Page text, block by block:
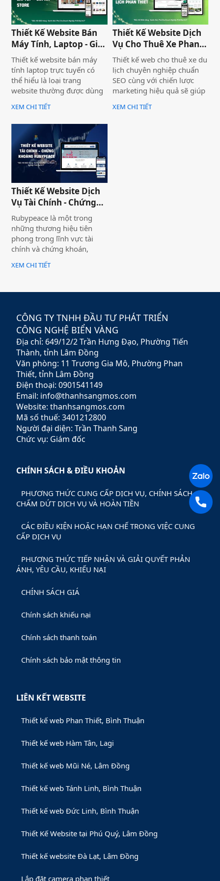
chuẩn SEO và đầy đủ chức
năng phục vụ doanh
nghiệp.
Bình Thuận Land, giúp
doanh nghiệp tiếp cận
khách hàng nhanh chóng,
chuyên nghiệp và hiệu quả.
Thiết Kế Website Bán
Máy Tính, Laptop - Gia
Hà Store
Thiết kế website bán máy
tính laptop trực tuyến có
thể hiểu là loại trang
website thường được dùng
để trưng bày và bán các sản
phẩm laptop đa dạng về
sắc. Một trang web bán
laptop trực tuyến có thể
cung cấp hình ảnh của một
thương hiệu hoặc nhiều
thương hiệu và nó giúp cho
khách hàng có cái nhìn chân
thực khách quan hơn, tiếp
cận nhiều thông tin hơn về
sản phẩm mà họ đang lựa
chọn
XEM CHI TIẾT
Thiết Kế Website Dịch
Vụ Cho Thuê Xe Phan
Thiết
Thiết kế web cho thuê xe du
lịch chuyên nghiệp chuẩn
SEO cùng với chiến lược
marketing hiệu quả sẽ giúp
doanh nghiệp của bạn gia
tăng doanh số bán hàng
XEM CHI TIẾT
Thiết Kế Website Dịch
Vụ Tài Chính - Chứng
Khoán Rubypeace
Rubypeace là một trong
những thương hiệu tiên
phong trong lĩnh vực tài
chính và chứng khoán,
mang đến cho khách hàng
giải pháp đầu tư hiệu quả,
sứ mệnh hỗ trợ nhà đầu tư
chính vững chắc,
Rubypeace không chỉ cung
cấp các sản phẩm đa dạng
mà còn mang đến các dịch
vụ tư vấn chuyên nghiệp,
giúp khách hàng tối ưu hóa
lợi nhuận và giảm thiểu rủi
ro.
XEM CHI TIẾT
CÔNG TY TNHH ĐẦU TƯ PHÁT TRIỂN
CÔNG NGHỆ BIỂN VÀNG
Địa chỉ: 649/12/2 Trần Hưng Đạo, Phường Tiến
Thành, tỉnh Lâm Đồng
Văn phòng: 11 Trương Gia Mô, Phường Phan
Thiết, tỉnh Lâm Đồng
Điện thoại: 0901541149
Email: info@thanhsangmos.com
Website: thanhsangmos.com
Mã số thuế: 3401212800
Người đại diện: Trần Thanh Sang
Chức vụ: Giám đốc
CHÍNH SÁCH & ĐIỀU KHOẢN
PHƯƠNG THỨC CUNG CẤP DỊCH VỤ, CHÍNH SÁCH
CHẤM DỨT DỊCH VỤ VÀ HOÀN TIỀN
CÁC ĐIỀU KIỆN HOẶC HẠN CHẾ TRONG VIỆC CUNG
CẤP DỊCH VỤ
PHƯƠNG THỨC TIẾP NHẬN VÀ GIẢI QUYẾT PHẢN
ÁNH, YÊU CẦU, KHIẾU NẠI
CHÍNH SÁCH GIÁ
Chính sách khiếu nại
Chính sách thanh toán
Chính sách bảo mật thông tin
LIÊN KẾT WEBSITE
Thiết kế web Phan Thiết, Bình Thuận
Thiết kế web Hàm Tân, Lagi
Thiết kế web Mũi Né, Lâm Đồng
Thiết kế web Tánh Linh, Bình Thuận
Thiết kế web Đức Linh, Bình Thuận
Thiết Kế Website tại Phú Quý, Lâm Đồng
Thiết kế website Đà Lạt, Lâm Đồng
Lắp đặt camera phan thiết